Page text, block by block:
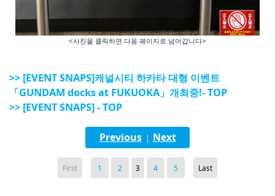
<사진을 클릭하면 다음 페이지로 넘어갑니다>
>> [EVENT SNAPS]캐널시티 하카타 대형 이벤트
「GUNDAM docks at FUKUOKA」개최중!- TOP
>> [EVENT SNAPS] - TOP
Previous| Next
First 1 2 3 4 5 Last